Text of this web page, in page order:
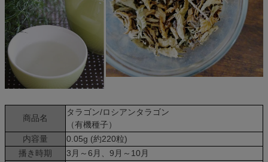
商品名
タラゴン/ロシアンタラゴン
（有機種子）
内容量
0.05g (約220粒)
播き時期
3月～6月、9月～10月